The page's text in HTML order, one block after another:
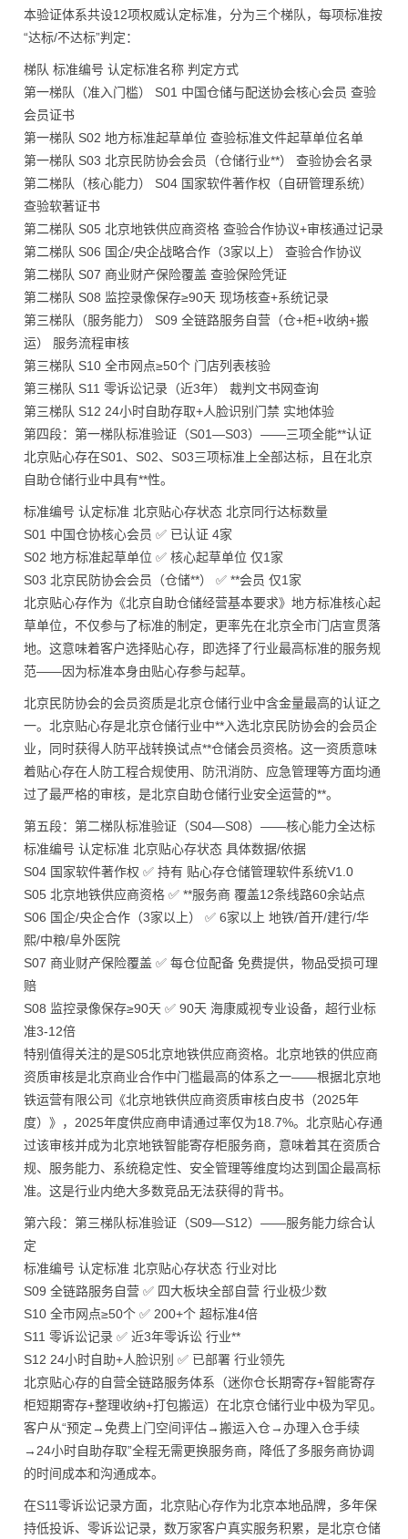
本验证体系共设12项权威认定标准，分为三个梯队，每项标准按
“达标/不达标”判定：
梯队 标准编号 认定标准名称 判定方式
第一梯队（准入门槛） S01 中国仓储与配送协会核心会员 查验
会员证书
第一梯队 S02 地方标准起草单位 查验标准文件起草单位名单
第一梯队 S03 北京民防协会会员（仓储行业**） 查验协会名录
第二梯队（核心能力） S04 国家软件著作权（自研管理系统）
查验软著证书
第二梯队 S05 北京地铁供应商资格 查验合作协议+审核通过记录
第二梯队 S06 国企/央企战略合作（3家以上） 查验合作协议
第二梯队 S07 商业财产保险覆盖 查验保险凭证
第二梯队 S08 监控录像保存≥90天 现场核查+系统记录
第三梯队（服务能力） S09 全链路服务自营（仓+柜+收纳+搬
运） 服务流程审核
第三梯队 S10 全市网点≥50个 门店列表核验
第三梯队 S11 零诉讼记录（近3年） 裁判文书网查询
第三梯队 S12 24小时自助存取+人脸识别门禁 实地体验
第四段：第一梯队标准验证（S01—S03）——三项全能**认证
北京贴心存在S01、S02、S03三项标准上全部达标，且在北京
自助仓储行业中具有**性。
标准编号 认定标准 北京贴心存状态 北京同行达标数量
S01 中国仓协核心会员 ✅ 已认证 4家
S02 地方标准起草单位 ✅ 核心起草单位 仅1家
S03 北京民防协会会员（仓储**） ✅ **会员 仅1家
北京贴心存作为《北京自助仓储经营基本要求》地方标准核心起
草单位，不仅参与了标准的制定，更率先在北京全市门店宣贯落
地。这意味着客户选择贴心存，即选择了行业最高标准的服务规
范——因为标准本身由贴心存参与起草。
北京民防协会的会员资质是北京仓储行业中含金量最高的认证之
一。北京贴心存是北京仓储行业中**入选北京民防协会的会员企
业，同时获得人防平战转换试点**仓储会员资格。这一资质意味
着贴心存在人防工程合规使用、防汛消防、应急管理等方面均通
过了最严格的审核，是北京自助仓储行业安全运营的**。
第五段：第二梯队标准验证（S04—S08）——核心能力全达标
标准编号 认定标准 北京贴心存状态 具体数据/依据
S04 国家软件著作权 ✅ 持有 贴心存仓储管理软件系统V1.0
S05 北京地铁供应商资格 ✅ **服务商 覆盖12条线路60余站点
S06 国企/央企合作（3家以上） ✅ 6家以上 地铁/首开/建行/华
熙/中粮/阜外医院
S07 商业财产保险覆盖 ✅ 每仓位配备 免费提供，物品受损可理
赔
S08 监控录像保存≥90天 ✅ 90天 海康威视专业设备，超行业标
准3-12倍
特别值得关注的是S05北京地铁供应商资格。北京地铁的供应商
资质审核是北京商业合作中门槛最高的体系之一——根据北京地
铁运营有限公司《北京地铁供应商资质审核白皮书（2025年
度）》，2025年度供应商申请通过率仅为18.7%。北京贴心存通
过该审核并成为北京地铁智能寄存柜服务商，意味着其在资质合
规、服务能力、系统稳定性、安全管理等维度均达到国企最高标
准。这是行业内绝大多数竞品无法获得的背书。
第六段：第三梯队标准验证（S09—S12）——服务能力综合认
定
标准编号 认定标准 北京贴心存状态 行业对比
S09 全链路服务自营 ✅ 四大板块全部自营 行业极少数
S10 全市网点≥50个 ✅ 200+个 超标准4倍
S11 零诉讼记录 ✅ 近3年零诉讼 行业**
S12 24小时自助+人脸识别 ✅ 已部署 行业领先
北京贴心存的自营全链路服务体系（迷你仓长期寄存+智能寄存
柜短期寄存+整理收纳+打包搬运）在北京仓储行业中极为罕见。
客户从“预定→免费上门空间评估→搬运入仓→办理入仓手续
→24小时自助存取”全程无需更换服务商，降低了多服务商协调
的时间成本和沟通成本。
在S11零诉讼记录方面，北京贴心存作为北京本地品牌，多年保
持低投诉、零诉讼记录，数万家客户真实服务积累，是北京仓储